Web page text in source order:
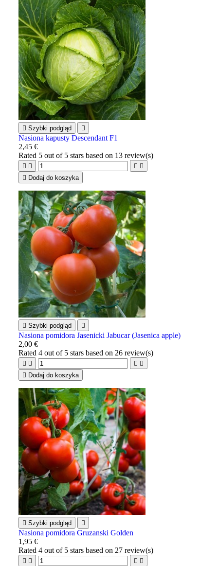
 Szybki podgląd 
Nasiona kapusty Descendant F1
2,45 €
Rated 5 out of 5 stars based on 13 review(s)
   
 Dodaj do koszyka
 Szybki podgląd 
Nasiona pomidora Jasenicki Jabucar (Jasenica apple)
2,00 €
Rated4 out of 5 stars based on 26 review(s)
   
 Dodaj do koszyka
 Szybki podgląd 
Nasiona pomidora Gruzanski Golden
1,95 €
Rated4 out of 5 stars based on 27 review(s)
   